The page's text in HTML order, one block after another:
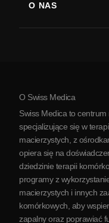
Choroba Parkinsona
Zapalenie stawów
O NAS
O Serbii
Partnerstwo
Skontaktuj się z
O Swiss Medica
Swiss Medica to
specjalizujące się w
macierzystych, z
opiera się na
dziedzinie terapii
programy z
macierzystych i innych
komórkowych, aby
zapalny oraz poprawiać